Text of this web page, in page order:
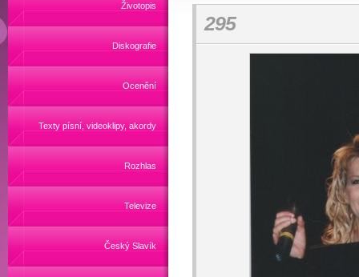
Životopis
Diskografie
Ocenění
Texty písní, videoklipy, akordy
Rozhlas
Televize
Český Slavík
295